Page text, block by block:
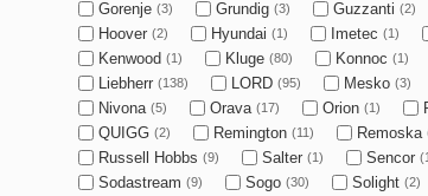
Gorenje (3) Grundig (3) Guzzanti (2)
Hoover (2) Hyundai (1) Imetec (1)
Kenwood (1) Kluge (80) Konnoc (1)
Liebherr (138) LORD (95) Mesko (3)
Nivona (5) Orava (17) Orion (1)
QUIGG (2) Remington (11) Remoska
Russell Hobbs (9) Salter (1) Sencor
Sodastream (9) Sogo (30) Solight (2)